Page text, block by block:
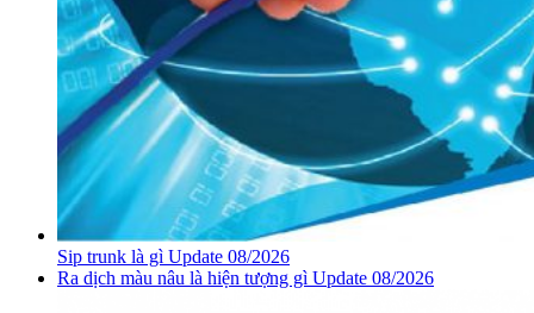
Sip trunk là gì Update 08/2026
Ra dịch màu nâu là hiện tượng gì Update 08/2026